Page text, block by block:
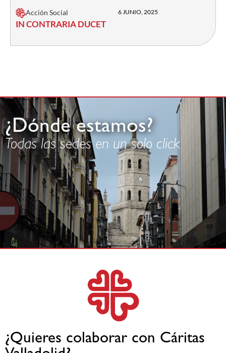
Acción Social 6 JUNIO, 2025
IN CONTRARIA DUCET
¿Dónde estamos?
Todas las sedes en un solo click
¿Quieres colaborar con Cáritas